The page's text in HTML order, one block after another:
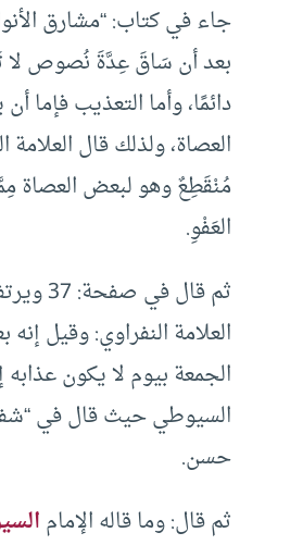
جاء في كتاب: “مشارق
بعد أن سَاقَ عِدَّةَ نُصوص لا
دائمًا، وأما التعذيب
العصاة، ولذلك قال
مُنْقَطِعٌ وهو لبعض العصاة
العَفْوِ.
ثم قال في صفحة: 37 ويرتفع العذاب من سائر الخلْق
العلامة النفراوي: وقيل
الجمعة بيوم لا يكون عذابه
السيوطي حيث قال في
حسن.
ثم قال: وما قاله الإمام